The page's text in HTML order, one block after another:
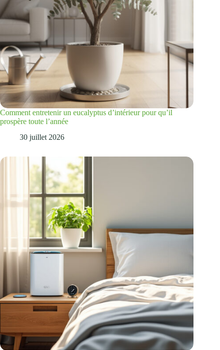
Comment entretenir un eucalyptus d’intérieur pour qu’il
prospère toute l’année
30 juillet 2026